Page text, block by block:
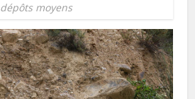
dépôts moyens